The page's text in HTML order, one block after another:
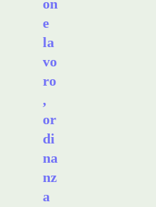
on
e
la
vo
ro
,
or
di
na
nz
a